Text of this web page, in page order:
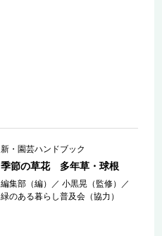
新・園芸ハンドブック
季節の草花 多年草・球根
編集部（編） ／小黒晃（監修）
／
緑のある暮らし普及会（協力）